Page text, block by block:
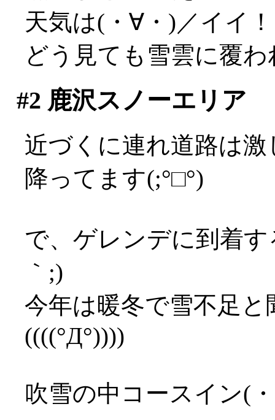
天気は(・∀・)／イイ
どう見ても雪雲に覆
#2 鹿沢スノーエリア
近づくに連れ道路は
降ってます(;°□°)
で、ゲレンデに到着
｀;)
今年は暖冬で雪不足
((((°Д°))))
吹雪の中コースイン(